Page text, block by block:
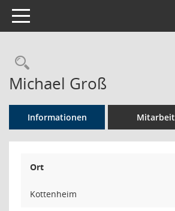
Toggle navigation
Rechercheauswahl
Michael Groß
Informationen Mitarbeit
Ort
Kottenheim